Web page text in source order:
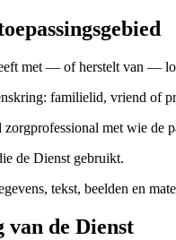
met — of herstelt van —
familielid, vriend of
met wie de
de Dienst gebruikt.
tekst, beelden en
de Dienst